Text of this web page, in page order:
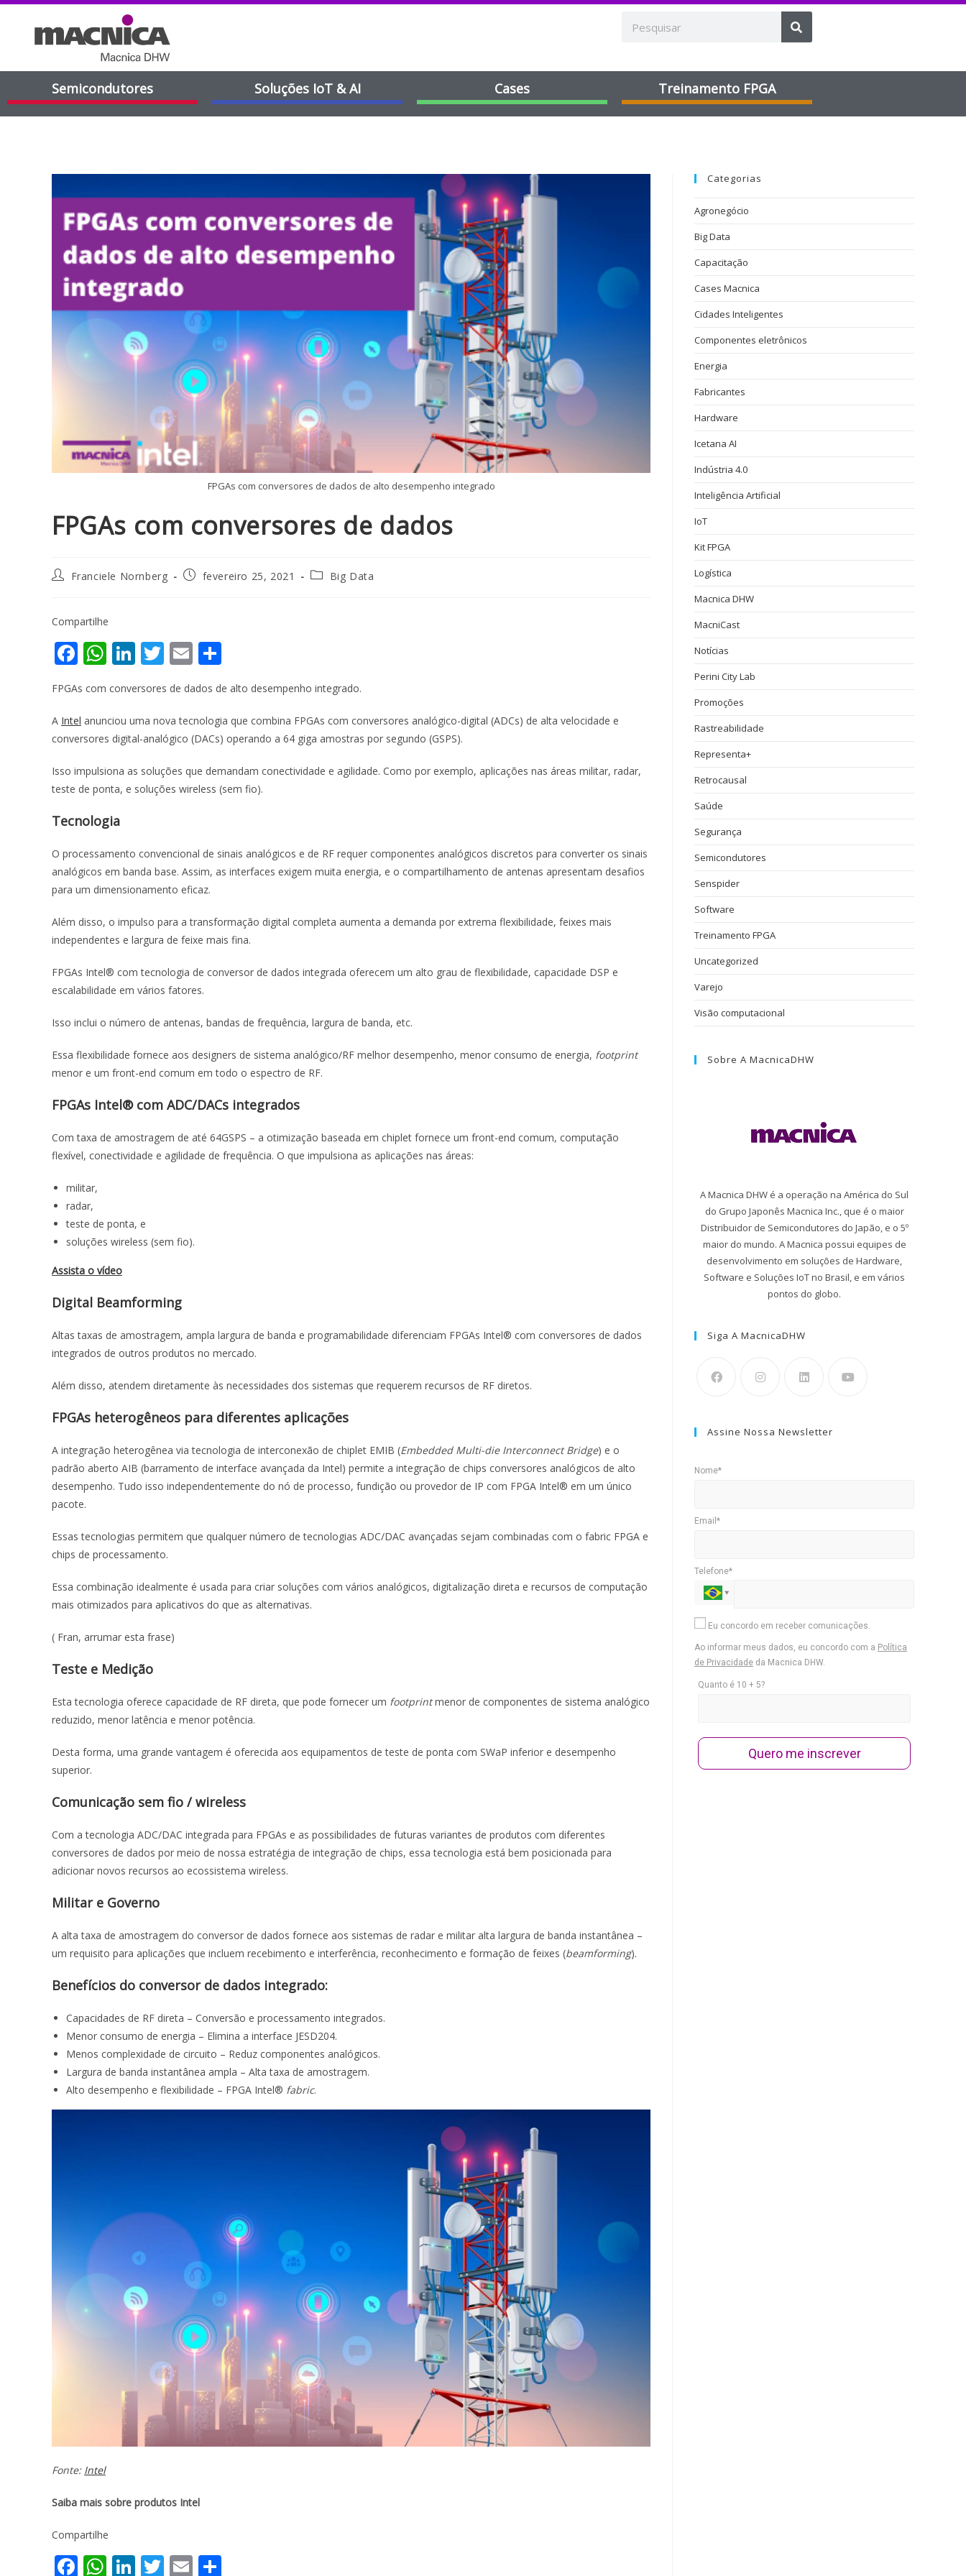
Semicondutores Soluções IoT & AI Cases Treinamento FPGA​
FPGAs com conversores de dados de alto desempenho integrado
FPGAs com conversores de dados
Franciele Nornberg fevereiro 25, 2021 Big Data
Compartilhe
F
e
b
o
o
k
W
at
s
A
p
p
Li
k
e
dI
n
T
w
itt
er
E
m
ai
l
ar
e
FPGAs com conversores de dados de alto desempenho integrado.
A Intel anunciou uma nova tecnologia que combina FPGAs com conversores analógico-digital (ADCs) de alta velocidade e
conversores digital-analógico (DACs) operando a 64 giga amostras por segundo (GSPS).
Isso impulsiona as soluções que demandam conectividade e agilidade. Como por exemplo, aplicações nas áreas militar, radar,
teste de ponta, e soluções wireless (sem fio).
Tecnologia
O processamento convencional de sinais analógicos e de RF requer componentes analógicos discretos para converter os sinais
analógicos em banda base. Assim, as interfaces exigem muita energia, e o compartilhamento de antenas apresentam desafios
para um dimensionamento eficaz.
Além disso, o impulso para a transformação digital completa aumenta a demanda por extrema flexibilidade, feixes mais
independentes e largura de feixe mais fina.
FPGAs Intel® com tecnologia de conversor de dados integrada oferecem um alto grau de flexibilidade, capacidade DSP e
escalabilidade em vários fatores.
Isso inclui o número de antenas, bandas de frequência, largura de banda, etc.
Essa flexibilidade fornece aos designers de sistema analógico/RF melhor desempenho, menor consumo de energia, footprint
menor e um front-end comum em todo o espectro de RF.
FPGAs Intel® com ADC/DACs integrados
Com taxa de amostragem de até 64GSPS – a otimização baseada em chiplet fornece um front-end comum, computação
flexível, conectividade e agilidade de frequência. O que impulsiona as aplicações nas áreas:
militar,
radar,
teste de ponta, e
soluções wireless (sem fio).
Assista o vídeo
Digital Beamforming
Altas taxas de amostragem, ampla largura de banda e programabilidade diferenciam FPGAs Intel® com conversores de dados
integrados de outros produtos no mercado.
Além disso, atendem diretamente às necessidades dos sistemas que requerem recursos de RF diretos.
FPGAs heterogêneos para diferentes aplicações
A integração heterogênea via tecnologia de interconexão de chiplet EMIB (Embedded Multi-die Interconnect Bridge) e o
padrão aberto AIB (barramento de interface avançada da Intel) permite a integração de chips conversores analógicos de alto
desempenho. Tudo isso independentemente do nó de processo, fundição ou provedor de IP com FPGA Intel® em um único
pacote.
Essas tecnologias permitem que qualquer número de tecnologias ADC/DAC avançadas sejam combinadas com o fabric FPGA e
chips de processamento.
Essa combinação idealmente é usada para criar soluções com vários analógicos, digitalização direta e recursos de computação
mais otimizados para aplicativos do que as alternativas.
( Fran, arrumar esta frase)
Teste e Medição
Esta tecnologia oferece capacidade de RF direta, que pode fornecer um footprintmenor de componentes de sistema analógico
reduzido, menor latência e menor potência.
Desta forma, uma grande vantagem é oferecida aos equipamentos de teste de ponta com SWaP inferior e desempenho
superior.
Comunicação sem fio / wireless
Com a tecnologia ADC/DAC integrada para FPGAs e as possibilidades de futuras variantes de produtos com diferentes
conversores de dados por meio de nossa estratégia de integração de chips, essa tecnologia está bem posicionada para
adicionar novos recursos ao ecossistema wireless.
Militar e Governo
A alta taxa de amostragem do conversor de dados fornece aos sistemas de radar e militar alta largura de banda instantânea –
um requisito para aplicações que incluem recebimento e interferência, reconhecimento e formação de feixes (beamforming).
Benefícios do conversor de dados integrado:
Capacidades de RF direta – Conversão e processamento integrados.
Menor consumo de energia – Elimina a interface JESD204.
Menos complexidade de circuito – Reduz componentes analógicos.
Largura de banda instantânea ampla – Alta taxa de amostragem.
Alto desempenho e flexibilidade – FPGA Intel® fabric.
Fonte: Intel
Saiba mais sobre produtos Intel
Compartilhe
F W Li T E
Categorias
Agronegócio
Big Data
Capacitação
Cases Macnica
Cidades Inteligentes
Componentes eletrônicos
Energia
Fabricantes
Hardware
Icetana AI
Indústria 4.0
Inteligência Artificial
IoT
Kit FPGA
Logística
Macnica DHW
MacniCast
Notícias
Perini City Lab
Promoções
Rastreabilidade
Representa+
Retrocausal
Saúde
Segurança
Semicondutores
Senspider
Software
Treinamento FPGA
Uncategorized
Varejo
Visão computacional
Sobre A MacnicaDHW
A Macnica DHW é a operação na América do Sul
do Grupo Japonês Macnica Inc., que é o maior
Distribuidor de Semicondutores do Japão, e o 5º
maior do mundo. A Macnica possui equipes de
desenvolvimento em soluções de Hardware,
Software e Soluções IoT no Brasil, e em vários
pontos do globo.
Siga A MacnicaDHW
Assine Nossa Newsletter
Nome*
Email*
Telefone*
Eu concordo em receber comunicações.
Ao informar meus dados, eu concordo com a Política
de Privacidade da Macnica DHW.
Quanto é 10 + 5?
Quero me inscrever